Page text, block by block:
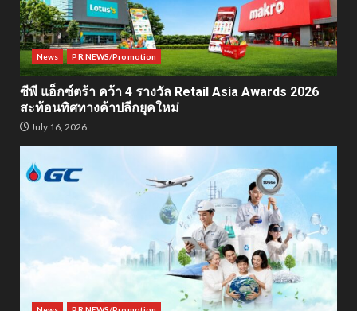
News PR NEWS/Promotion
ซีพี แอ็กซ์ตร้า คว้า 4 รางวัล Retail Asia Awards 2026
สะท้อนทิศทางค้าปลีกยุคใหม่
July 16, 2026